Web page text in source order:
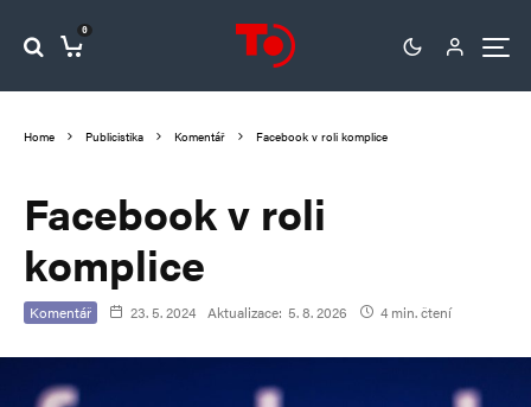
0
Home Publicistika Komentář Facebook v roli komplice
Facebook v roli
komplice
Komentář 23. 5. 2024 Aktualizace: 5. 8. 2026 4 min. čtení